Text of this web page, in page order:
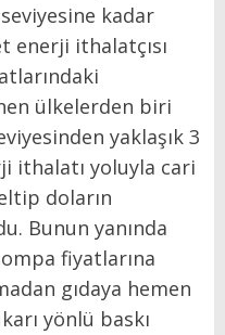
kadar
ithalatçısı
ülkelerden biri
yaklaşık 3
ithalatı yoluyla cari
doların
Bunun yanında
fiyatlarına
gıdaya hemen
yönlü baskı